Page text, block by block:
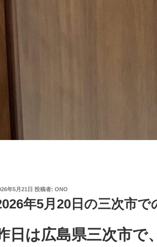
年5月21日 投稿者: ONO
年5月20日の三次市
日は広島県三次市で